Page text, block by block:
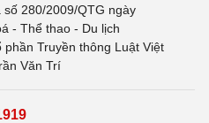
280/2009/QTG ngày
- Thể thao - Du lịch
Truyền thông Luật Việt
Văn Trí